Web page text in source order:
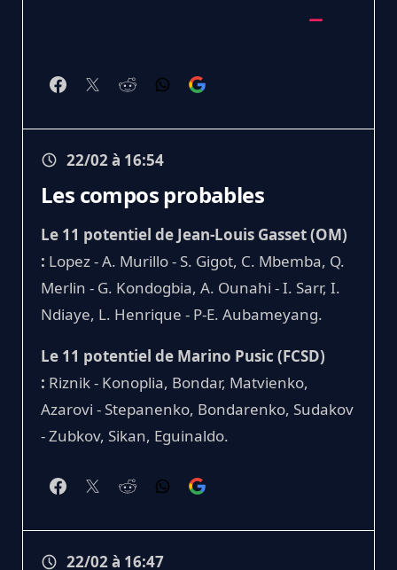
22/02 à 16:54
Les compos probables
Le 11 potentiel de Jean-Louis Gasset (OM)
: Lopez - A. Murillo - S. Gigot, C. Mbemba, Q.
Merlin - G. Kondogbia, A. Ounahi - I. Sarr, I.
Ndiaye, L. Henrique - P-E. Aubameyang.
Le 11 potentiel de Marino Pusic (FCSD)
: Riznik - Konoplia, Bondar, Matvienko,
Azarovi - Stepanenko, Bondarenko, Sudakov
- Zubkov, Sikan, Eguinaldo.
22/02 à 16:47